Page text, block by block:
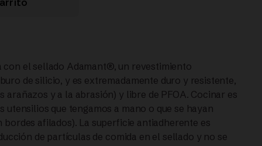
con el sellado Adamant®, un revestimiento
de silicio, y es extremadamente duro y resistente,
y a la abrasión) y libre de PFOA. Cocinar es
que tengamos a mano o que se hayan
afilados). La superficie antiadherente es
de partículas de comida en el sellado y no se